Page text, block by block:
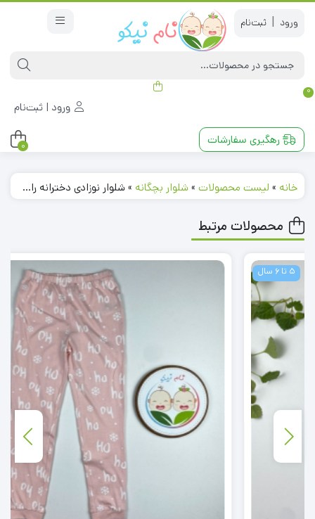
|
0
ورود | ثبت‌نام
رهگیری سفارشات 0
خانه » لیست محصولات »شلوار بچگانه »شلوار نوزادی دخترانه راسته برند لوپیلو طرح ساده سرمه ای رنگ
محصولات مرتبط
8 تا 10 سال